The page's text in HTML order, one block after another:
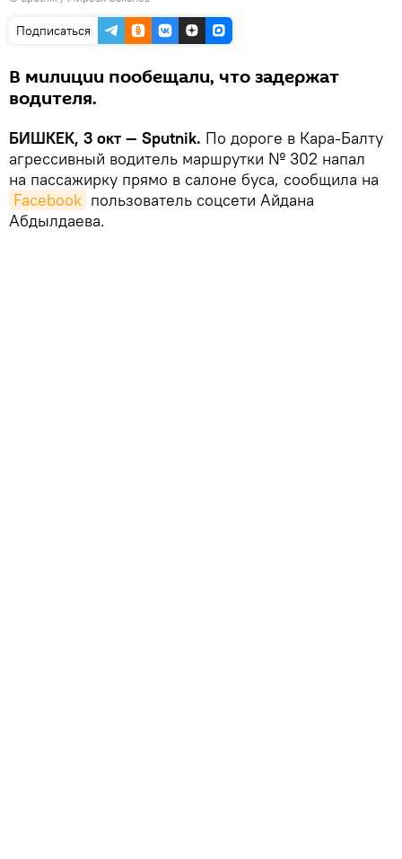
Подписаться
В милиции пообещали, что задержат
водителя.
БИШКЕК, 3 окт — Sputnik. По дороге в Кара-Балту
агрессивный водитель маршрутки № 302 напал
на пассажирку прямо в салоне буса, сообщила на
Facebook пользователь соцсети Айдана
Абдылдаева.